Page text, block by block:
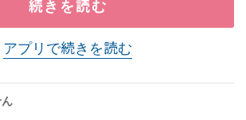
続きを読む
アプリで続きを読む